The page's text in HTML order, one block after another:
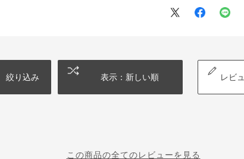
絞り込み 表示：新しい順 レビ
この商品の全てのレビューを見る